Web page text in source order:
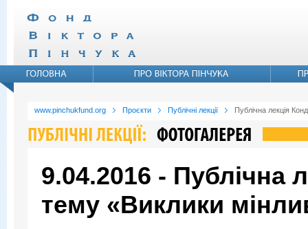
www.pinchukfund.org Проєкти Публічні лекції Публічна лекція
9.04.2016 - Публічна
тему «Виклики